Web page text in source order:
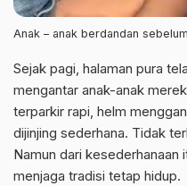
Anak – anak berdandan
Sejak pagi, halaman pura
mengantar anak-anak
terparkir rapi, helm
dijinjing sederhana. Tidak
Namun dari
menjaga tradisi tetap hidup.